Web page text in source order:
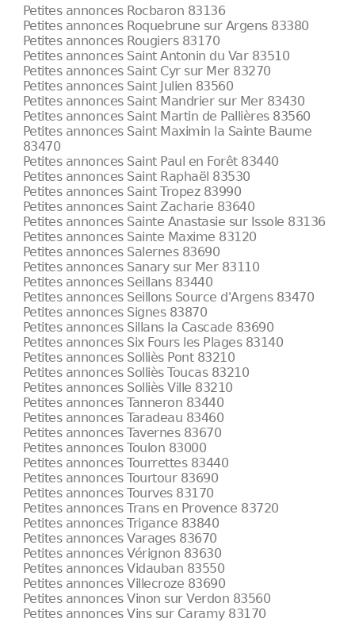
Petites annonces Rocbaron 83136
Petites annonces Roquebrune sur Argens 83380
Petites annonces Rougiers 83170
Petites annonces Saint Antonin du Var 83510
Petites annonces Saint Cyr sur Mer 83270
Petites annonces Saint Julien 83560
Petites annonces Saint Mandrier sur Mer 83430
Petites annonces Saint Martin de Pallières 83560
Petites annonces Saint Maximin la Sainte Baume
83470
Petites annonces Saint Paul en Forêt 83440
Petites annonces Saint Raphaël 83530
Petites annonces Saint Tropez 83990
Petites annonces Saint Zacharie 83640
Petites annonces Sainte Anastasie sur Issole 83136
Petites annonces Sainte Maxime 83120
Petites annonces Salernes 83690
Petites annonces Sanary sur Mer 83110
Petites annonces Seillans 83440
Petites annonces Seillons Source d'Argens 83470
Petites annonces Signes 83870
Petites annonces Sillans la Cascade 83690
Petites annonces Six Fours les Plages 83140
Petites annonces Solliès Pont 83210
Petites annonces Solliès Toucas 83210
Petites annonces Solliès Ville 83210
Petites annonces Tanneron 83440
Petites annonces Taradeau 83460
Petites annonces Tavernes 83670
Petites annonces Toulon 83000
Petites annonces Tourrettes 83440
Petites annonces Tourtour 83690
Petites annonces Tourves 83170
Petites annonces Trans en Provence 83720
Petites annonces Trigance 83840
Petites annonces Varages 83670
Petites annonces Vérignon 83630
Petites annonces Vidauban 83550
Petites annonces Villecroze 83690
Petites annonces Vinon sur Verdon 83560
Petites annonces Vins sur Caramy 83170